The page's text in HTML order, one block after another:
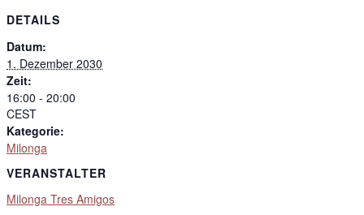
DETAILS
Datum:
1. Dezember 2030
Zeit:
16:00 - 20:00
CEST
Kategorie:
Milonga
VERANSTALTER
Milonga Tres Amigos